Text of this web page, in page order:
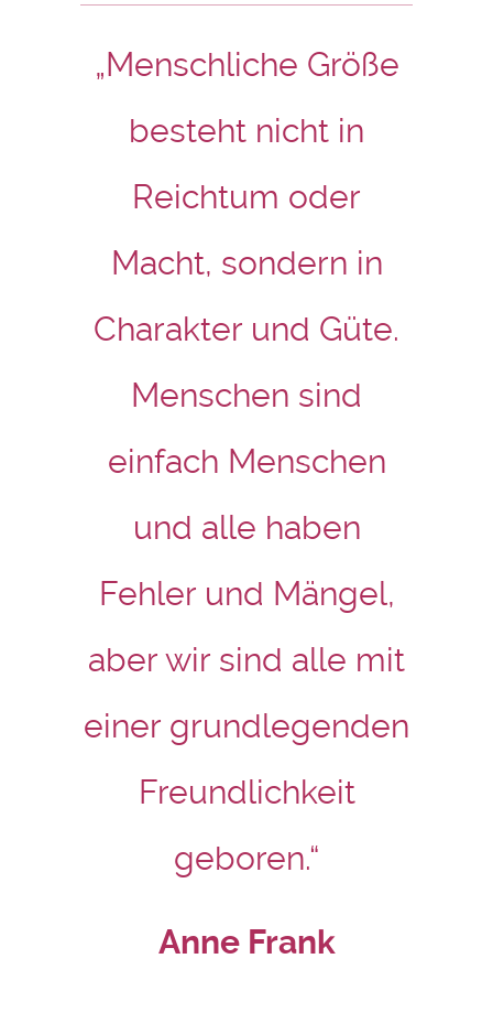
„Menschliche Größe
besteht nicht in
Reichtum oder
Macht, sondern in
Charakter und Güte.
Menschen sind
einfach Menschen
und alle haben
Fehler und Mängel,
aber wir sind alle mit
einer grundlegenden
Freundlichkeit
geboren.“
Anne Frank